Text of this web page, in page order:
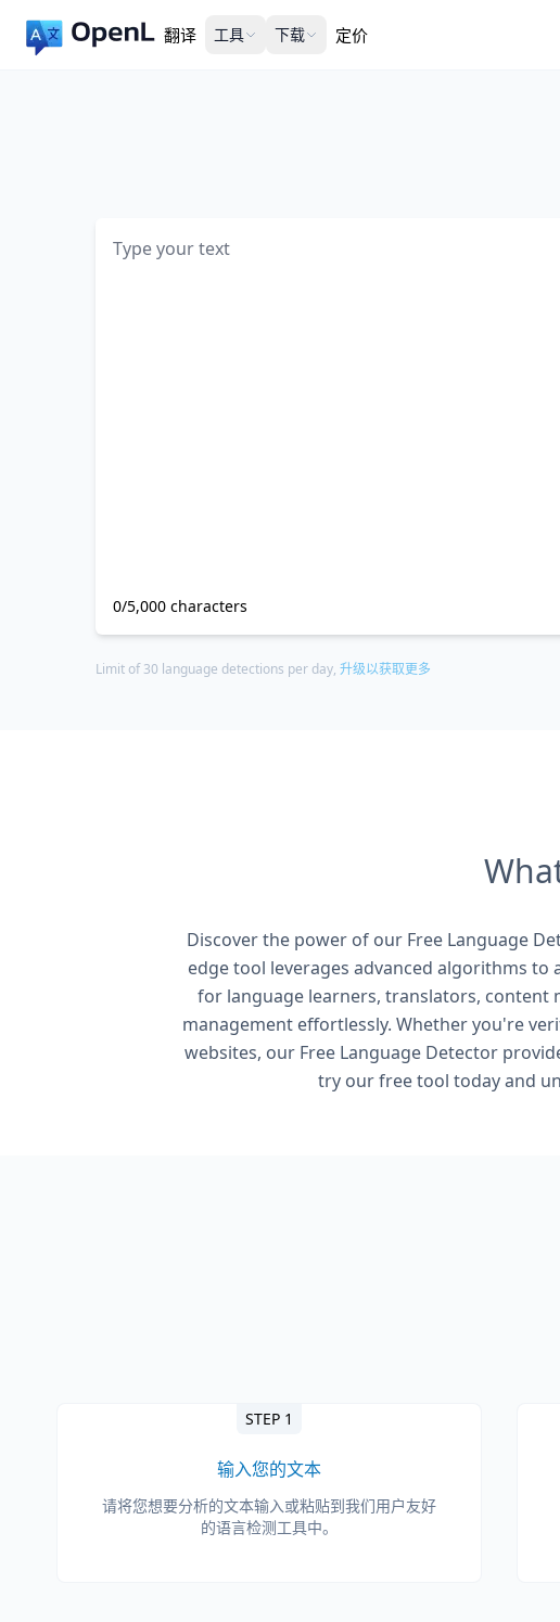
翻译 工具 下载 定价
0/5,000 characters
Limit of 30 language detections per day, 升级以获取更多
Discover the power of our Free Language
edge tool leverages advanced algorithms
for language learners, translators,
management effortlessly. Whether you're
websites, our Free Language Detector
try our free tool today and
STEP 1
输入您的文本
请将您想要分析的文本输入或粘贴到我们用户友好
的语言检测工具中。